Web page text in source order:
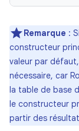
Remarque :
constructeur
valeur par
nécessaire, car
la table de base
le constructeur
partir des